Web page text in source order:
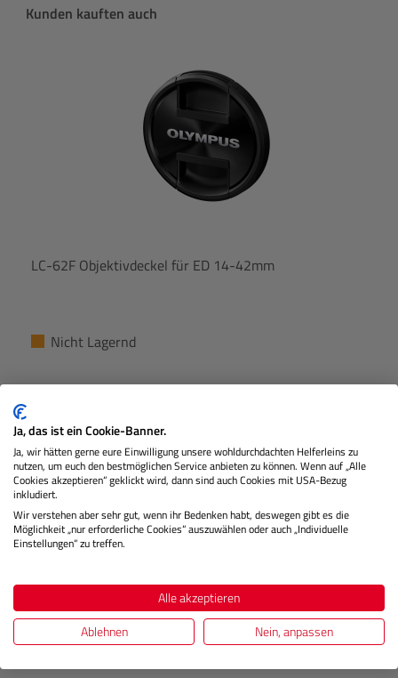
Produktgalerie überspringen
Kunden kauften auch
LC-62F Objektivdeckel für ED 14-42mm
Nicht Lagernd
IN DEN WARENKORB
Hinterer Objektivdeckel LR-2 für alle Olympus Micro-Four-
Thirds Objektive für Digitalkameras. Schützt das Objektiv
vor Staub…Mehr
Ja, das ist ein Cookie-Banner.
Ja, wir hätten gerne eure Einwilligung unsere wohldurchdachten Helferleins zu
nutzen, um euch den bestmöglichen Service anbieten zu können. Wenn auf „Alle
Cookies akzeptieren“ geklickt wird, dann sind auch Cookies mit USA-Bezug
inkludiert.
Wir verstehen aber sehr gut, wenn ihr Bedenken habt, deswegen gibt es die
Möglichkeit „nur erforderliche Cookies“ auszuwählen oder auch „Individuelle
Einstellungen“ zu treffen.
Alle akzeptieren
Ablehnen
Nein, anpassen